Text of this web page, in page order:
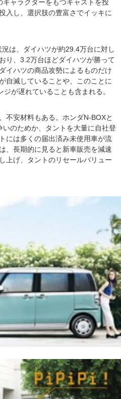
ャラクターをもつキャストを投
入し、選択肢の豊富さでイッキに
は、ダイハツが約29.4万台に対し
り、3.2万台ほどダイハツが勝って
イハツの商品攻勢によるものだけ
自滅していることや、このことに
が遅れていることも含まれる。
不安材料もある。ホンダN-BOXと
のためか、タントを大量に自社登
には多くの届出済み未使用車が流
、長期的に見ると新車販売を減速
上げ、タントのリセールバリュー